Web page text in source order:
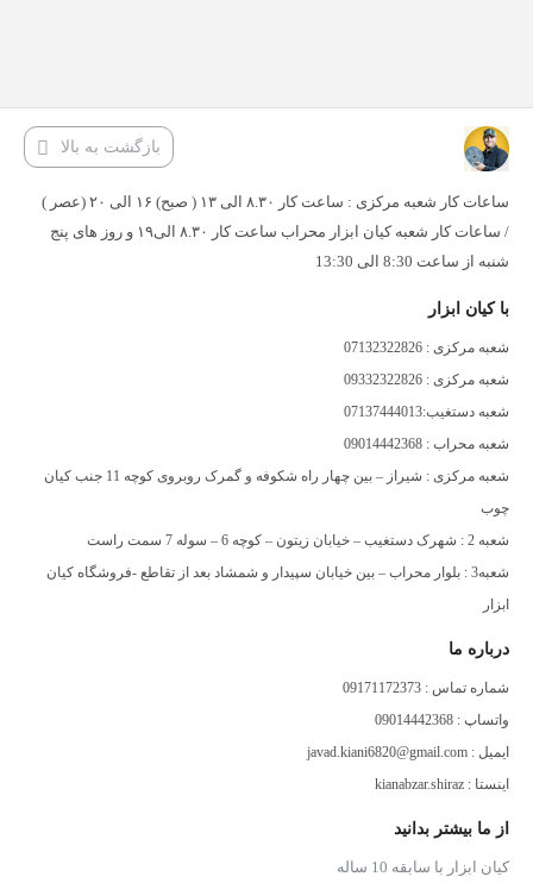
بازگشت به بالا
ساعات کار شعبه مرکزی : ساعت کار ۸.۳۰ الی ۱۳ ( صبح) ۱۶ الی ۲۰ (عصر )
/ ساعات کار شعبه کیان ابزار محراب ساعت کار ۸.۳۰ الی۱۹ و روز های پنج
شنبه از ساعت 8:30 الی 13:30
با کیان ابزار
شعبه مرکزی : 07132322826
شعبه مرکزی : 09332322826
شعبه دستغیب:07137444013
شعبه محراب : 09014442368
شعبه مرکزی : شیراز – بین چهار راه شکوفه و گمرک روبروی کوچه 11 جنب کیان
چوب
شعبه 2 : شهرک دستغیب – خیابان زیتون – کوچه 6 – سوله 7 سمت راست
شعبه3 : بلوار محراب – بین خیابان سپیدار و شمشاد بعد از تقاطع -فروشگاه کیان
ابزار
درباره ما
شماره تماس : 09171172373
واتساپ : 09014442368
ایمیل : javad.kiani6820@gmail.com
اینستا : kianabzar.shiraz
از ما بیشتر بدانید
کیان ابزار با سابقه 10 ساله